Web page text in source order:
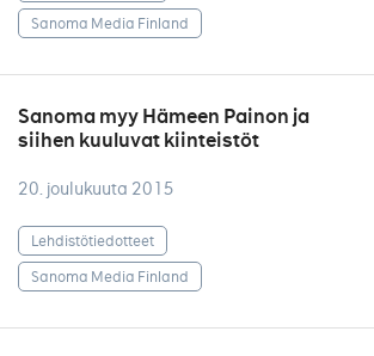
Sanoma Media Finland
Sanoma myy Hämeen Painon ja
siihen kuuluvat kiinteistöt
20. joulukuuta 2015
Lehdistötiedotteet
Sanoma Media Finland